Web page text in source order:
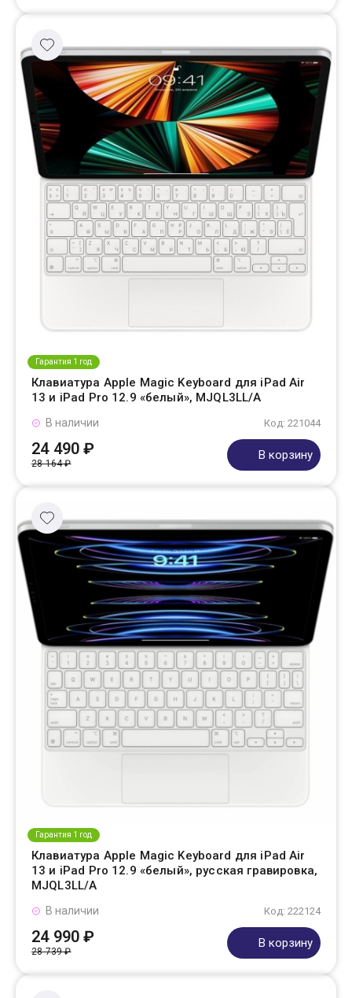
Гарантия 1 год
Клавиатура Apple Magic Keyboard для iPad Air
13 и iPad Pro 12.9 «белый», MJQL3LL/A
Код: 221044
В наличии
24 490 ₽
28 164 ₽
В корзину
Гарантия 1 год
Клавиатура Apple Magic Keyboard для iPad Air
13 и iPad Pro 12.9 «белый», русская гравировка,
MJQL3LL/A
Код: 222124
В наличии
24 990 ₽
28 739 ₽
В корзину